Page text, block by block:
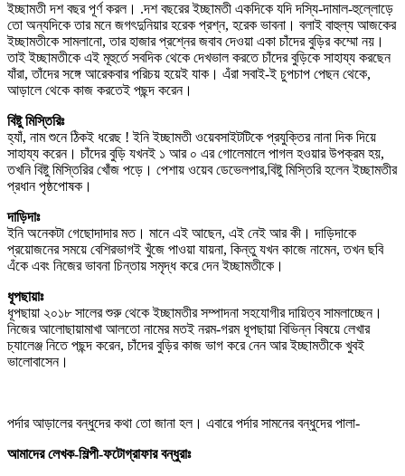
ইচ্ছামতী দশ বছর পূর্ণ করল। .দশ বছরের ইচ্ছামতী একদিকে যদি দস্যি-দামাল-হুল্লোড়ে
তো অন্যদিকে তার মনে জগৎদুনিয়ার হরেক প্রশ্ন, হরেক ভাবনা। বলাই বাহুল্য আজকের
ইচ্ছামতীকে সামলানো, তার হাজার প্রশ্নের জবাব দেওয়া একা চাঁদের বুড়ির কম্মো নয়।
তাই ইচ্ছামতীকে এই মূহুর্তে সবদিক থেকে দেখভাল করতে চাঁদের বুড়িকে সাহায্য করছেন
যাঁরা, তাঁদের সঙ্গে আরেকবার পরিচয় হয়েই যাক। এঁরা সবাই-ই চুপচাপ পেছন থেকে,
আড়ালে থেকে কাজ করতেই পছন্দ করেন।
বিষ্টু মিস্তিরিঃ
হ্যাঁ, নাম শুনে ঠিকই ধরেছ ! ইনি ইচ্ছামতী ওয়েবসাইটটিকে প্রযুক্তির নানা দিক দিয়ে
সাহায্য করেন। চাঁদের বুড়ি যখনই ১ আর ০ এর গোলেমালে পাগল হওয়ার উপক্রম হয়,
তখনি বিষ্টু মিস্তিরির খোঁজ পড়ে। পেশায় ওয়েব ডেভেলপার,বিষ্টু মিস্তিরি হলেন ইচ্ছামতীর
প্রধান পৃষ্ঠপোষক।
দাড়িদাঃ
ইনি অনেকটা গেছোদাদার মত। মানে এই আছেন, এই নেই আর কী। দাড়িদাকে
প্রয়োজনের সময়ে বেশিরভাগই খুঁজে পাওয়া যায়না, কিন্তু যখন কাজে নামেন, তখন ছবি
এঁকে এবং নিজের ভাবনা চিন্তায় সমৃদ্ধ করে দেন ইচ্ছামতীকে।
ধূপছায়াঃ
ধূপছায়া ২০১৮ সালের শুরু থেকে ইচ্ছামতীর সম্পাদনা সহযোগীর দায়িত্ব সামলাচ্ছেন।
নিজের আলোছায়ামাখা আলতো নামের মতই নরম-গরম ধূপছায়া বিভিন্ন বিষয়ে লেখার
চ্যালেঞ্জ নিতে পছন্দ করেন, চাঁদের বুড়ির কাজ ভাগ করে নেন আর ইচ্ছামতীকে খুবই
ভালোবাসেন।
পর্দার আড়ালের বন্ধুদের কথা তো জানা হল। এবারে পর্দার সামনের বন্ধুদের পালা-
আমাদের লেখক-শিল্পী-ফটোগ্রাফার বন্ধুরাঃ